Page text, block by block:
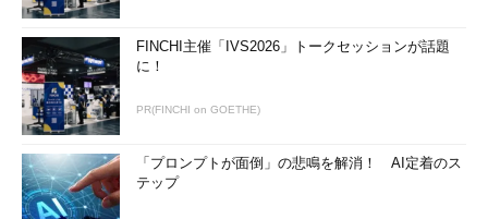
FINCHI主催「IVS2026」トークセッションが話題
に！
PR(FINCHI on GOETHE)
「プロンプトが面倒」の悲鳴を解消！ AI定着のス
テップ